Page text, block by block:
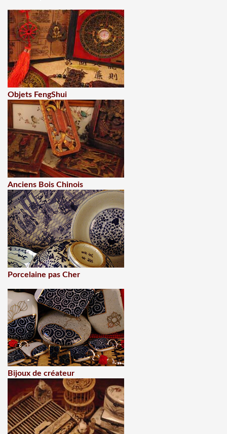
Objets FengShui
Anciens Bois Chinois
Porcelaine pas Cher
Bijoux de créateur